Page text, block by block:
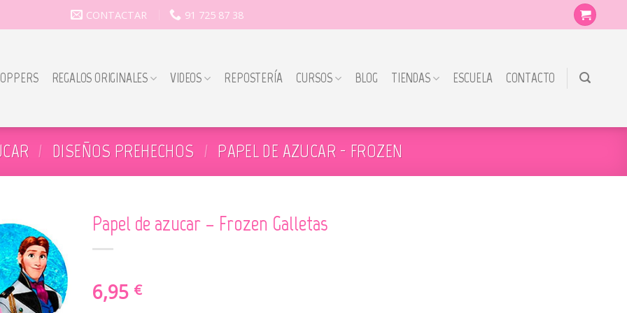
CONTACTAR 91 725 87 38
REGALOS ORIGINALES VIDEOS REPOSTERÍA CURSOS BLOG TIENDAS ESCUELA CONTACTO
/ DISEÑOS PREHECHOS / PAPEL DE AZUCAR - FROZEN
Papel de azucar – Frozen Galletas
6,95 €